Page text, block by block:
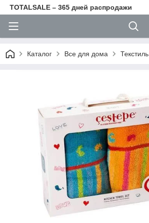
TOTALSALE – 365 дней распродажи
Каталог Все для дома Текстиль